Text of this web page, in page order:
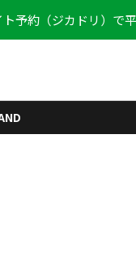
予約（ジカドリ）で